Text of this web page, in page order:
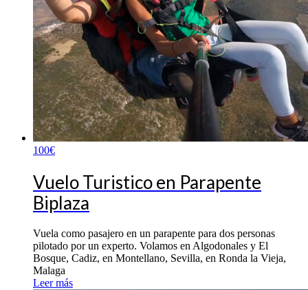
100€
Vuelo Turistico en Parapente
Biplaza
Vuela como pasajero en un parapente para dos personas
pilotado por un experto. Volamos en Algodonales y El
Bosque, Cadiz, en Montellano, Sevilla, en Ronda la Vieja,
Malaga
Leer más